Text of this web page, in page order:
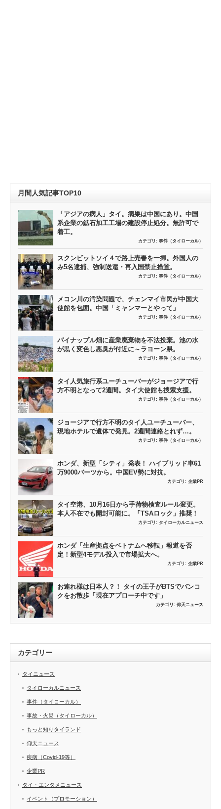
月間人気記事TOP10
「アジアの病人」タイ。病巣は中国にあり。中国
系企業の鉱石加工工場の建設停止処分。無許可で
着工。
カテゴリ: 事件（タイローカル）
スクンビットソイ４で路上売春を一掃。外国人の
み5名逮捕、強制送還・再入国禁止措置。
カテゴリ: 事件（タイローカル）
メコン川の汚染問題で、チェンマイ市民が中国大
使館を包囲。中国「ミャンマーとやって」
カテゴリ: 事件（タイローカル）
パイナップル畑に産業廃棄物を不法投棄。池の水
が黒く変色し悪臭が付近に～ラヨーン県。
カテゴリ: 事件（タイローカル）
タイ人気旅行系ユーチューバーがジョージアで行
方不明となって2週間。タイ大使館も捜索支援。
カテゴリ: 事件（タイローカル）
ジョージアで行方不明のタイ人ユーチューバー、
現地ホテルで遺体で発見。2週間連絡とれず…。
カテゴリ: 事件（タイローカル）
ホンダ、新型「シティ」発表！ ハイブリッド車61
万9000バーツから。中国EV勢に対抗。
カテゴリ: 企業PR
タイ空港、10月16日から手荷物検査ルール変更。
本人不在でも開封可能に。「TSAロック」推奨！
カテゴリ: タイローカルニュース
ホンダ「生産拠点をベトナムへ移転」報道を否
定！新型4モデル投入で市場拡大へ。
カテゴリ: 企業PR
お連れ様は日本人？！ タイの王子がBTSでバンコ
クをお散歩「現在アプローチ中です」
カテゴリ: 仰天ニュース
カテゴリー
タイニュース
タイローカルニュース
事件（タイローカル）
事故・火災（タイローカル）
もっと知りタイランド
仰天ニュース
疾病（Covid-19等）
企業PR
タイ・エンタメニュース
イベント（プロモーション）